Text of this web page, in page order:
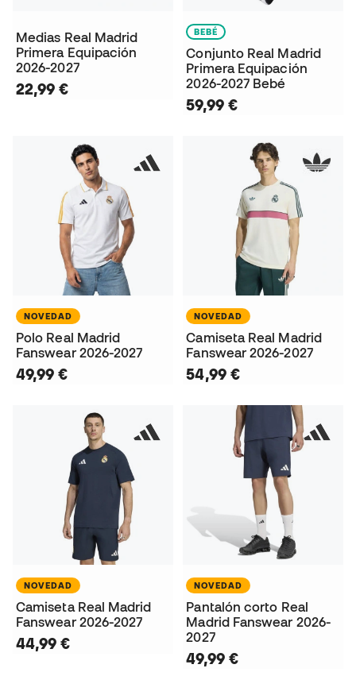
Medias Real Madrid
Primera Equipación
2026-2027
22,99 €
BEBÉ
Conjunto Real Madrid
Primera Equipación
2026-2027 Bebé
59,99 €
NOVEDAD
Polo Real Madrid
Fanswear 2026-2027
49,99 €
NOVEDAD
Camiseta Real Madrid
Fanswear 2026-2027
54,99 €
NOVEDAD
Camiseta Real Madrid
Fanswear 2026-2027
44,99 €
NOVEDAD
Pantalón corto Real
Madrid Fanswear 2026-
2027
49,99 €